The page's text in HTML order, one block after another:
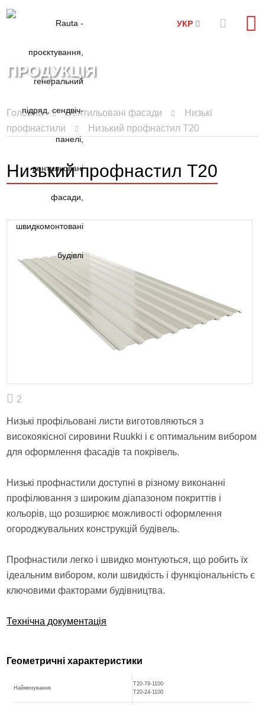
УКР
ПРОДУКЦІЯ
Головна Вентильовані фасади
Низькі
профнастили
Низький профнастил T20
Низький профнастил T20
2
Низькі профільовані листи виготовляються з
високоякісної сировини Ruukki і є оптимальним вибором
для оформлення фасадів та покрівель.
Низькі профнастили доступні в різному виконанні
профілювання з широким діапазоном покриттів і
кольорів, що розширює можливості оформлення
огороджувальних конструкцій будівель.
Профнастили легко і швидко монтуються, що робить їх
ідеальним вибором, коли швидкість і функціональність є
ключовими факторами будівництва.
Технічна документація
Геометричні характеристики
Найменування
T20-79-1100
T20-24-1100